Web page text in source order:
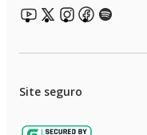
Site seguro